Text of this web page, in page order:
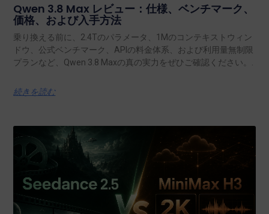
Qwen 3.8 Max レビュー：仕様、ベンチマーク、
価格、および入手方法
乗り換える前に、2.4Tのパラメータ、1Mのコンテキストウィン
ドウ、公式ベンチマーク、APIの料金体系、および利用量無制限
プランなど、Qwen 3.8 Maxの真の実力をぜひご確認ください。.
続きを読む